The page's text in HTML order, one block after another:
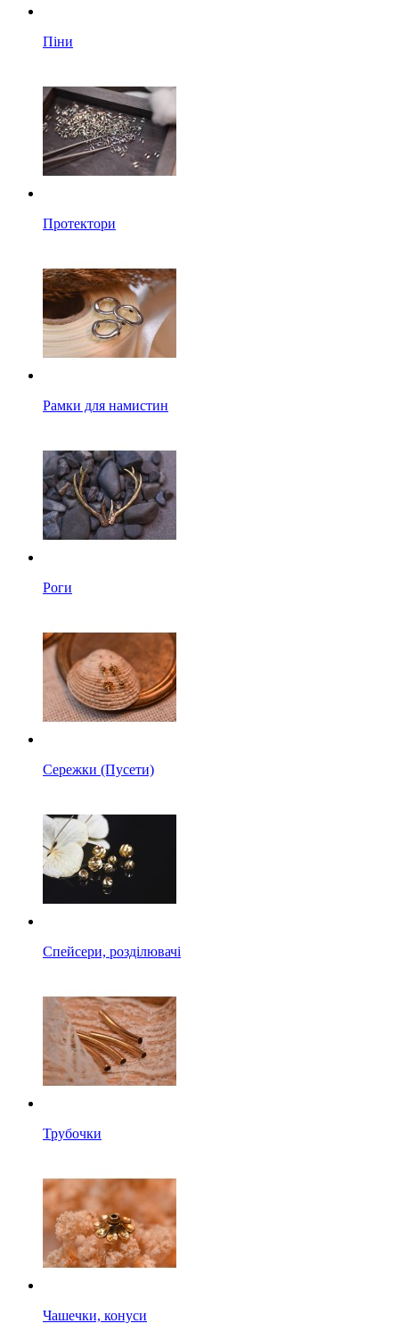
Піни
Протектори
Рамки для намистин
Роги
Сережки (Пусети)
Спейсери, розділювачі
Трубочки
Чашечки, конуси